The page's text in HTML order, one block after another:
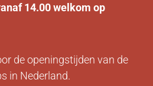
14.00 welkom op
de openingstijden van de
in Nederland.